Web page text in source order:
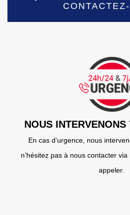
NOUS
En cas d’urgence, nous
n’hésitez pas à nous contacter
appeler.